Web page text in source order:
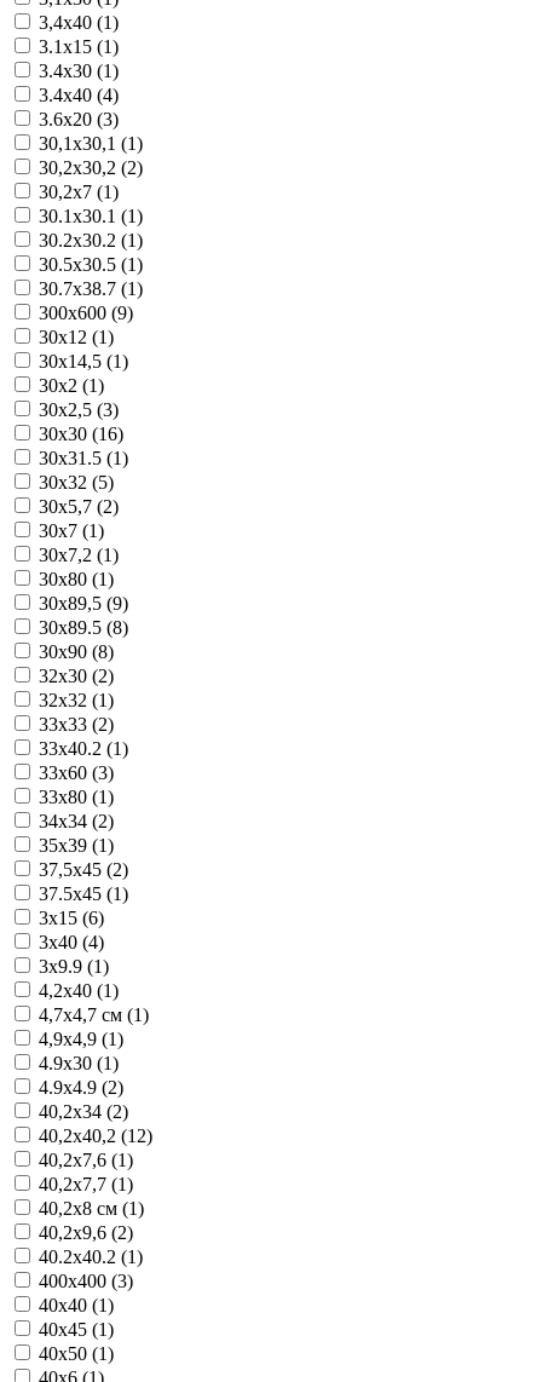
3,4x40 (1)
3.1x15 (1)
3.4x30 (1)
3.4x40 (4)
3.6x20 (3)
30,1x30,1 (1)
30,2x30,2 (2)
30,2x7 (1)
30.1x30.1 (1)
30.2x30.2 (1)
30.5x30.5 (1)
30.7x38.7 (1)
300x600 (9)
30x12 (1)
30x14,5 (1)
30x2 (1)
30x2,5 (3)
30x30 (16)
30x31.5 (1)
30x32 (5)
30x5,7 (2)
30x7 (1)
30x7,2 (1)
30x80 (1)
30x89,5 (9)
30x89.5 (8)
30x90 (8)
32x30 (2)
32x32 (1)
33x33 (2)
33x40.2 (1)
33x60 (3)
33x80 (1)
34x34 (2)
35x39 (1)
37,5x45 (2)
37.5x45 (1)
3x15 (6)
3x40 (4)
3x9.9 (1)
4,2x40 (1)
4,7x4,7 см (1)
4,9x4,9 (1)
4.9x30 (1)
4.9x4.9 (2)
40,2x34 (2)
40,2x40,2 (12)
40,2x7,6 (1)
40,2x7,7 (1)
40,2x8 см (1)
40,2x9,6 (2)
40.2x40.2 (1)
400x400 (3)
40x40 (1)
40x45 (1)
40x50 (1)
40x6 (1)